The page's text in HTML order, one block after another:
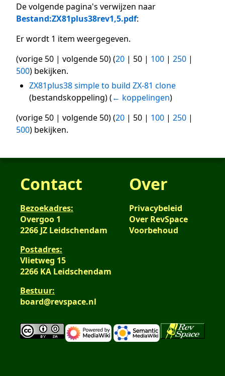
De volgende pagina's verwijzen naar
Bestand:ZX81plus38rev1,5.pdf:
Er wordt 1 item weergegeven.
(vorige 50 | volgende 50) (20 | 50 | 100 | 250 |
500) bekijken.
ZX81plus38 simple to build ZX-81 clone
(bestandskoppeling)(← koppelingen)
(vorige 50 | volgende 50) (20 | 50 | 100 | 250 |
500) bekijken.
Contact
Bezoekadres:
Overgoo 1
2266 JZ Leidschendam
Postadres:
Vlietweg 15
2266 KA Leidschendam
Bestuur:
board@revspace.nl
Over
Privacybeleid
Over RevSpace
Voorbehoud